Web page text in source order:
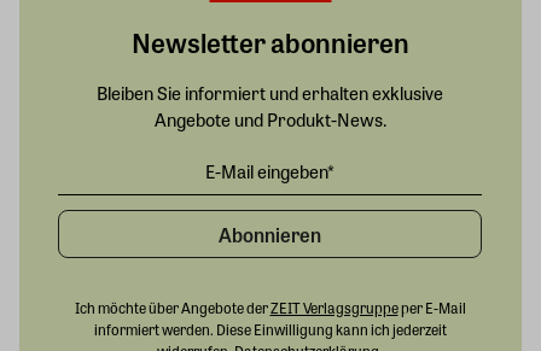
Newsletter abonnieren
Bleiben Sie informiert und erhalten exklusive
Angebote und Produkt-News.
Abonnieren
Ich möchte über Angebote derZEIT Verlagsgruppeper E-Mail
informiert werden. Diese Einwilligung kann ich jederzeit